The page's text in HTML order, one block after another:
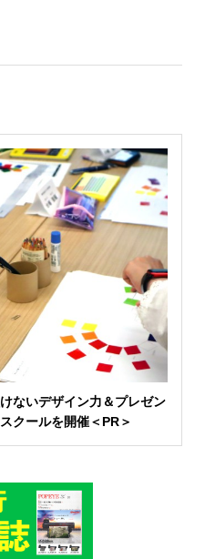
ないデザイン力＆プレゼン
クールを開催＜PR＞